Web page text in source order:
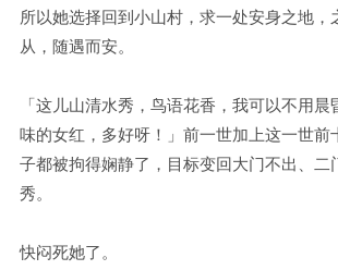
所以她选择回到小山村，求一处安身之地，
从，随遇而安。
「这儿山清水秀，鸟语花香，我可以不用晨
味的女红，多好呀！」前一世加上这一世前
子都被拘得娴静了，目标变回大门不出、二
秀。
快闷死她了。